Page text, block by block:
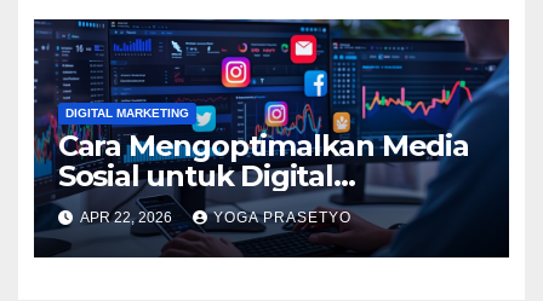
DIGITAL MARKETING
Cara Mengoptimalkan Media
Sosial untuk Digital
Marketing
APR 22, 2026 YOGA PRASETYO